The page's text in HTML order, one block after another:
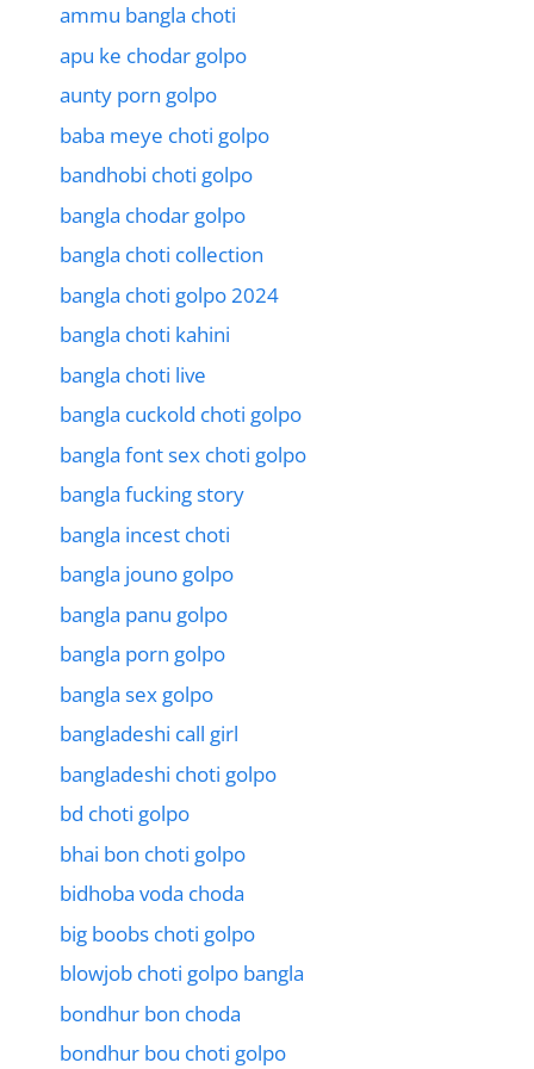
ammu bangla choti
apu ke chodar golpo
aunty porn golpo
baba meye choti golpo
bandhobi choti golpo
bangla chodar golpo
bangla choti collection
bangla choti golpo 2024
bangla choti kahini
bangla choti live
bangla cuckold choti golpo
bangla font sex choti golpo
bangla fucking story
bangla incest choti
bangla jouno golpo
bangla panu golpo
bangla porn golpo
bangla sex golpo
bangladeshi call girl
bangladeshi choti golpo
bd choti golpo
bhai bon choti golpo
bidhoba voda choda
big boobs choti golpo
blowjob choti golpo bangla
bondhur bon choda
bondhur bou choti golpo